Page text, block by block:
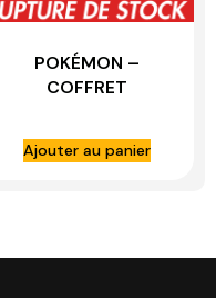
POKÉMON –
COFFRET
Ajouter au panier